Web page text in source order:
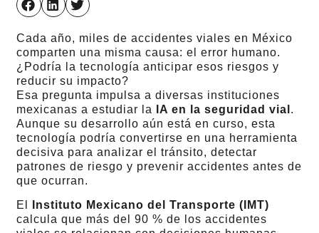
Cada año, miles de accidentes viales en México
comparten una misma causa: el error humano.
¿Podría la tecnología anticipar esos riesgos y
reducir su impacto?
Esa pregunta impulsa a diversas instituciones
mexicanas a estudiar la
IA en la seguridad vial .
Aunque su desarrollo aún está en curso, esta
tecnología podría convertirse en una herramienta
decisiva para analizar el tránsito, detectar
patrones de riesgo y prevenir accidentes antes de
que ocurran.
El
Instituto Mexicano del Transporte (IMT)
calcula que más del 90 % de los accidentes